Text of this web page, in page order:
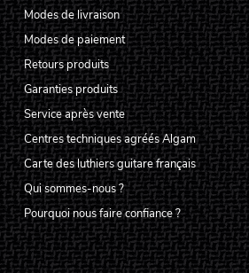
Modes de livraison
Modes de paiement
Retours produits
Garanties produits
Service après vente
Centres techniques agréés Algam
Carte des luthiers guitare français
Qui sommes-nous ?
Pourquoi nous faire confiance ?